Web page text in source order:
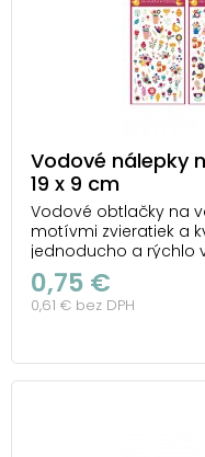
Vodové nálepky
19 x 9 cm
Vodové obtlačky na
motívmi zvieratiek a
jednoducho a rýchlo
výzdobu. NÁVOD: 1.
odstráňte kryciu fóliu.
misky s vodou,
0,75 €
0,61 € bez DPH